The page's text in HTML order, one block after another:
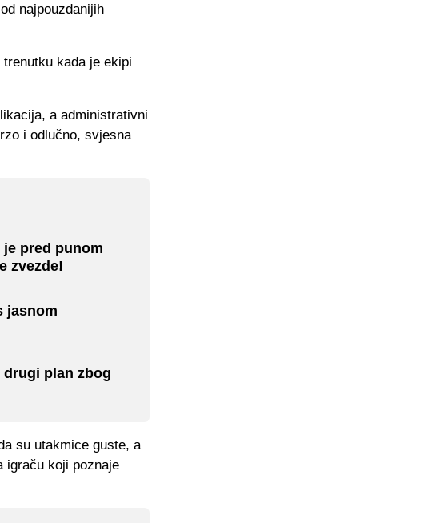
najpouzdanijih
kada je ekipi
a administrativni
i odlučno, svjesna
pred punom
zvezde!
jasnom
drugi plan zbog
su utakmice guste, a
igraču koji poznaje